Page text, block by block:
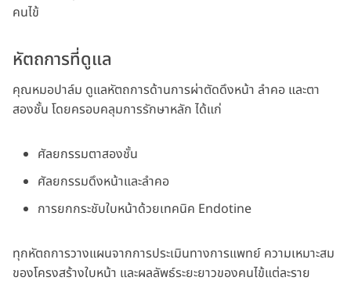
คนไข้
หัตถการที่ดูแล
คุณหมอปาล์ม ดูแลหัตถการด้านการผ่าตัดดึงหน้า ลำคอ และตา
สองชั้น โดยครอบคลุมการรักษาหลัก ได้แก่
ศัลยกรรมตาสองชั้น
ศัลยกรรมดึงหน้าและลำคอ
การยกกระชับใบหน้าด้วยเทคนิค Endotine
ทุกหัตถการวางแผนจากการประเมินทางการแพทย์ ความเหมาะสม
ของโครงสร้างใบหน้า และผลลัพธ์ระยะยาวของคนไข้แต่ละราย